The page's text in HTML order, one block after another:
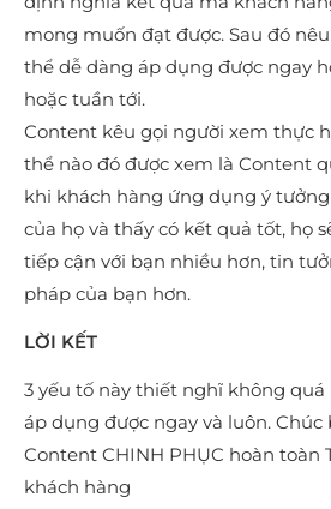
mong muốn đạt được. Sau đó
thể dễ dàng áp dụng được ngay
hoặc tuần tới.
Content kêu gọi người xem thực
thể nào đó được xem là Content
khi khách hàng ứng dụng ý
của họ và thấy có kết quả tốt, họ
tiếp cận với bạn nhiều hơn, tin
pháp của bạn hơn.
LỜI KẾT
3 yếu tố này thiết nghĩ không
áp dụng được ngay và luôn.
Content CHINH PHỤC hoàn toàn
khách hàng